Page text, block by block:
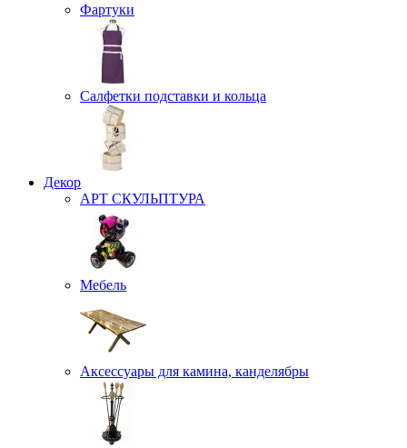
Фартуки
Салфетки подставки и кольца
Декор
АРТ СКУЛЬПТУРА
Мебель
Аксессуары для камина, канделябры